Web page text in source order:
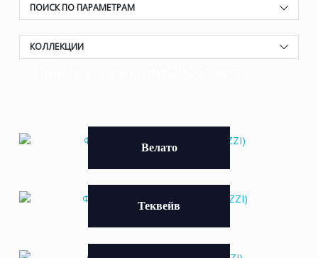
ПОИСК ПО ПАРАМЕТРАМ
КОЛЛЕКЦИИ
Прованс KERAMA MARAZZI
Велато
Теквейв